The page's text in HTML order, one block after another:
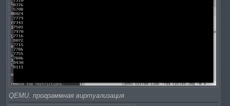
QEMU. программная виртуализация